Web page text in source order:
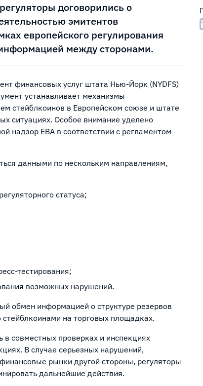
договорились о
эмитентов
европейского регулирования
между сторонами.
финансовых услуг штата Нью-Йорк (NYDFS)
устанавливает механизмы
стейблкоинов в Европейском союзе и штате
ситуациях. Особое внимание уделено
надзор EBA в соответствии с регламентом
данными по нескольким направлениям,
статуса;
тестирования;
возможных нарушений.
обмен информацией о структуре резервов
на торговых площадках.
в совместных проверках и инспекциях
В случае серьезных нарушений,
рынки другой стороны, регуляторы
дальнейшие действия.